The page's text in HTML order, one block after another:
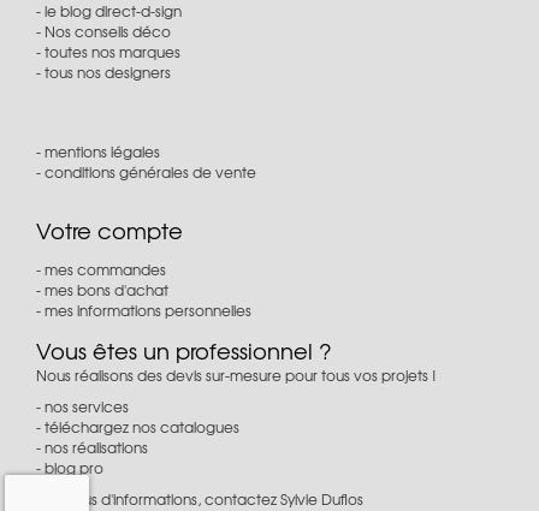
le blog direct-d-sign
Nos conseils déco
toutes nos marques
tous nos designers
mentions légales
conditions générales de vente
Votre compte
mes commandes
mes bons d'achat
mes informations personnelles
Vous êtes un professionnel ?
Nous réalisons des devis sur-mesure pour tous vos projets !
nos services
téléchargez nos catalogues
nos réalisations
blog pro
Pour plus d'informations, contactez Sylvie Duflos